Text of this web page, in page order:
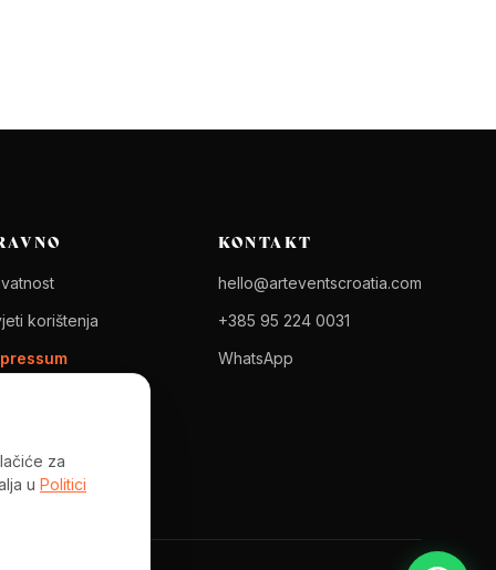
korištenja
KONTAKT
hello@arteventscroatia.com
+385 95 224 0031
WhatsApp
za
u Politici